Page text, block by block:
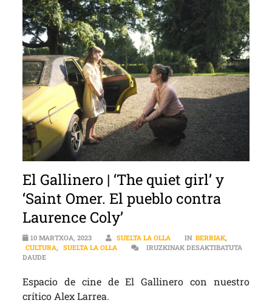
El Gallinero | ‘The quiet girl’ y
‘Saint Omer. El pueblo contra
Laurence Coly’
10 MARTXOA, 2023 SUELTA LA OLLA IN BERRIAK,
CULTURA, SUELTA LA OLLA
IRUZKINAK DESAKTIBATUTA
DAUDEEL GALLINERO | ‘THE QUIET GIRL’ Y ‘SAINT OMER. EL PUEBLO
Espacio de cine de El Gallinero con nuestro
crítico Alex Larrea.